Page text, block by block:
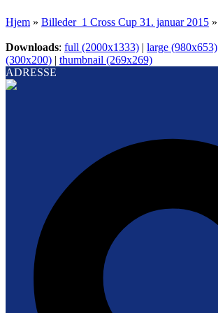
Hjem » Billeder_1 Cross Cup 31. januar 2015 »
Downloads: full (2000x1333) | large (980x653)
(300x200) | thumbnail (269x269)
ADRESSE